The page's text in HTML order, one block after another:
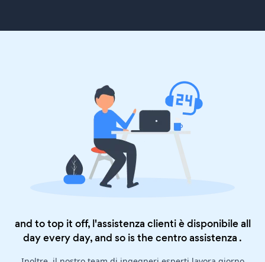
and to top it off, l'assistenza clienti è disponibile all
day every day, and so is thecentro assistenza .